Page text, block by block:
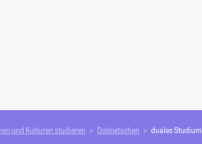
und Kulturen studieren Dolmetschen duales Studium